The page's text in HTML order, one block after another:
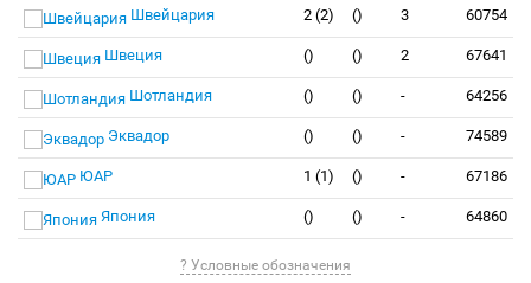
Швейцария 2 (2) () 3 60754
Швеция () () 2 67641
Шотландия () () - 64256
Эквадор () () - 74589
ЮАР 1 (1) () - 67186
Япония () () - 64860
? Условные обозначения